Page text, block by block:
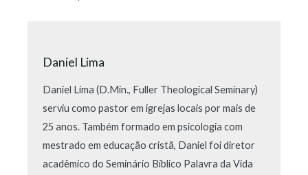
Daniel Lima
Daniel Lima (D.Min., Fuller Theological Seminary)
serviu como pastor em igrejas locais por mais de
25 anos. Também formado em psicologia com
mestrado em educação cristã, Daniel foi diretor
acadêmico do Seminário Bíblico Palavra da Vida